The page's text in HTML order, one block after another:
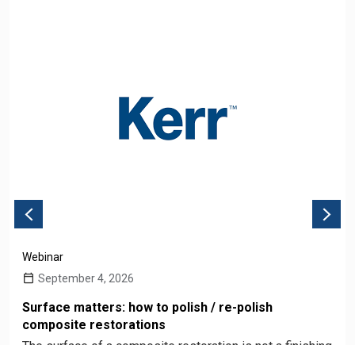
Webinar
September 4, 2026
Surface matters: how to polish / re-polish
composite restorations